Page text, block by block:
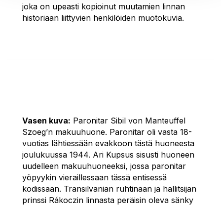
joka on upeasti kopioinut muutamien linnan
historiaan liittyvien henkilöiden muotokuvia.
Vasen kuva: Paronitar Sibil von Manteuffel
Szoeg’n makuuhuone. Paronitar oli vasta 18-
vuotias lähtiessään evakkoon tästä huoneesta
joulukuussa 1944. Ari Kupsus sisusti huoneen
uudelleen makuuhuoneeksi, jossa paronitar
yöpyykin vieraillessaan tässä entisessä
kodissaan. Transilvanian ruhtinaan ja hallitsijan
prinssi Rákoczin linnasta peräisin oleva sänky